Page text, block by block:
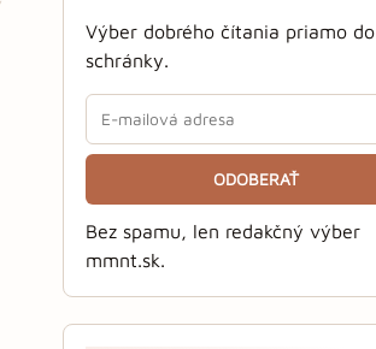
Výber dobrého čítania priamo do
schránky.
ODOBERAŤ
Bez spamu, len redakčný výber
mmnt.sk.